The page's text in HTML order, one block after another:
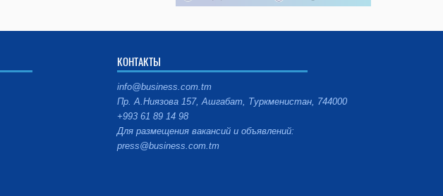
КОНТАКТЫ
info@business.com.tm
Пр. А.Ниязова 157, Ашгабат, Туркменистан, 744000
+993 61 89 14 98
Для размещения вакансий и объявлений:
press@business.com.tm